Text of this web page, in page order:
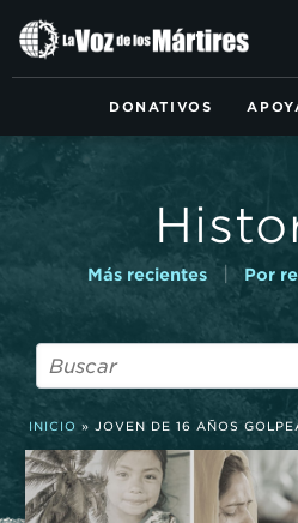
contenido
principal
DONATIVOS
Más recientes | Por
INICIO »JOVEN DE 16 AÑOS